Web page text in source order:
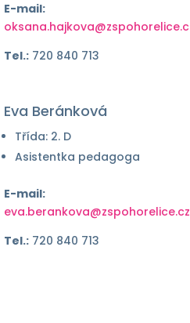
E-mail:
Tel.: 720 840 713
Eva Beránková
Třída: 2. D
Asistentka pedagoga
E-mail:
eva.berankova@zspohorelice.cz
Tel.: 720 840 713